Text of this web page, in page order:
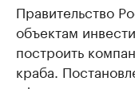
Правительство
объектам
построить
краба.